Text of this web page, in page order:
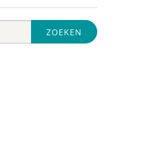
ZOEKEN